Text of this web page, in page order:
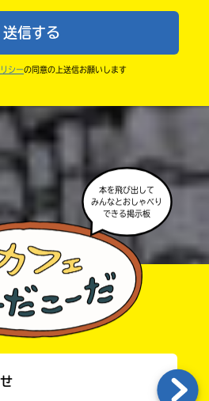
てね。
は、投稿した後の画面にバナー
紹介させてもらうことがある
傷つけていたり、個人情報をか
まちがっていたりしないか、読
送信する
シーの同意の上送信お願いします
本を飛び出して
みんなとおしゃべり
できる掲示板